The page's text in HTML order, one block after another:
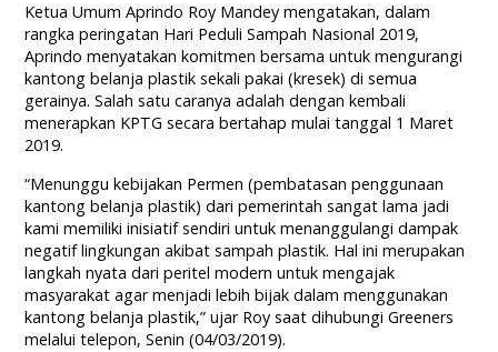
Ketua Umum Aprindo Roy Mandey mengatakan, dalam
rangka peringatan Hari Peduli Sampah Nasional 2019,
Aprindo menyatakan komitmen bersama untuk mengurangi
kantong belanja plastik sekali pakai (kresek) di semua
gerainya. Salah satu caranya adalah dengan kembali
menerapkan KPTG secara bertahap mulai tanggal 1 Maret
2019.
“Menunggu kebijakan Permen (pembatasan penggunaan
kantong belanja plastik) dari pemerintah sangat lama jadi
kami memiliki inisiatif sendiri untuk menanggulangi dampak
negatif lingkungan akibat sampah plastik. Hal ini merupakan
langkah nyata dari peritel modern untuk mengajak
masyarakat agar menjadi lebih bijak dalam menggunakan
kantong belanja plastik,” ujar Roy saat dihubungi Greeners
melalui telepon, Senin (04/03/2019).